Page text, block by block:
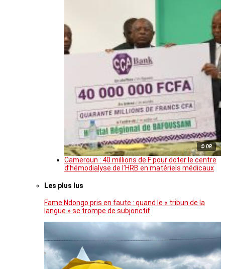
© DR
Cameroun : 40 millions de F pour doter le centre
d’hémodialyse de l’HRB en matériels médicaux
Les plus lus
Fame Ndongo pris en faute : quand le « tribun de la
langue » se trompe de subjonctif